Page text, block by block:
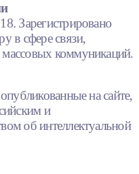
Зарегистрировано
в сфере связи,
коммуникаций.
на сайте,
и
об интеллектуальной